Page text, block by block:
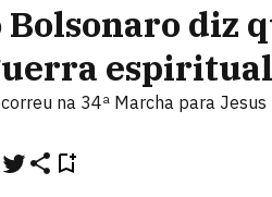
diz
na 34ª Marcha para